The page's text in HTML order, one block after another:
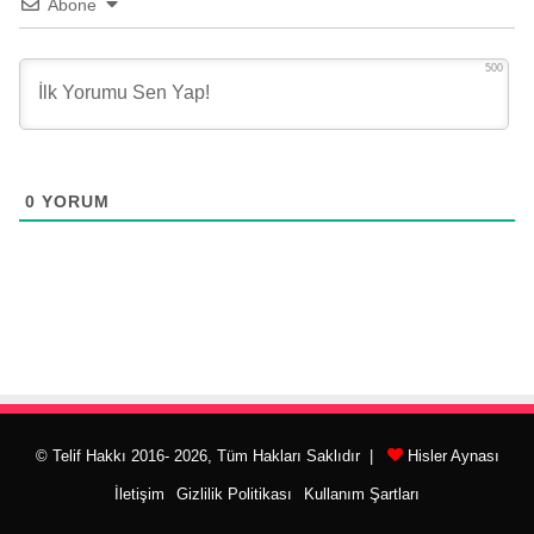
Abone
500
0 YORUM
© Telif Hakkı 2016- 2026, Tüm Hakları Saklıdır | Hisler Aynası
İletişim Gizlilik Politikası Kullanım Şartları